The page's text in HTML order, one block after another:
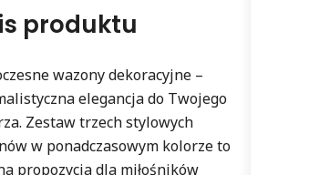
produktu
wazony dekoracyjne –
elegancja do Twojego
Zestaw trzech stylowych
w ponadczasowym kolorze to
propozycja dla miłośników